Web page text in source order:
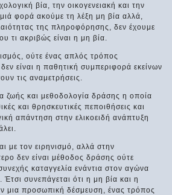
βία, την οικογενειακή και την
φορά ακούμε τη λέξη μη βία αλλά,
της πληροφόρησης, δεν έχουμε
τι ακριβώς είναι η μη βία.
ούτε ένας απλός τρόπος
είναι η παθητική συμπεριφορά εκείνων
τις αναμετρήσεις.
ζωής και μεθοδολογία δράσης η οποία
και θρησκευτικές πεποιθήσεις και
απάντηση στην ελικοειδή ανάπτυξη
με τον ειρηνισμό, αλλά στην
δεν είναι μέθοδος δράσης ούτε
καταγγελία ενάντια στον αγώνα
συνεπάγεται ότι η μη βία και η
μια προσωπική δέσμευση, ένας τρόπος